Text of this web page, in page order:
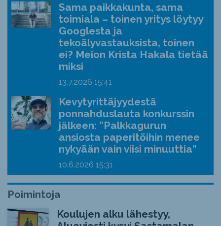
Sama paikkakunta, sama
toimiala – toinen yritys löytyy
Googlesta ja
tekoälyvastauksista, toinen
ei? Meion Krista Hakala tietää
miksi
13.7.2026 15:41
Kevytyrittäjyydestä
ponnahduslauta konkurssin
jälkeen: ”Palkkagurun
ansiosta paperitöihin menee
nykyään vain viisi minuuttia”
10.6.2026 15:31
Poimintoja
Koulujen alku lähestyy,